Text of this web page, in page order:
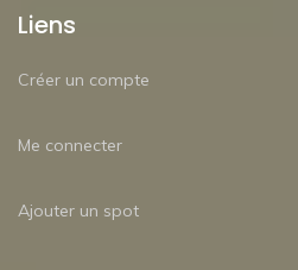
Liens
Créer un compte
Me connecter
Ajouter un spot